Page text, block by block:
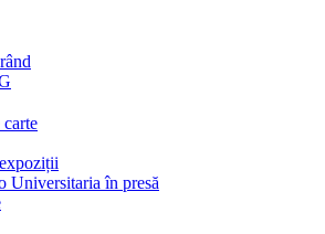
Universitaria în presă